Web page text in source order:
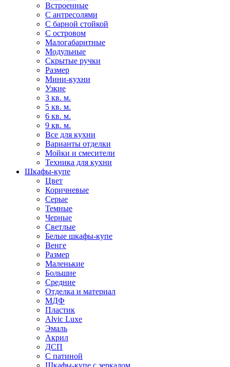
Встроенные
С антресолями
С барной стойкой
С островом
Малогабаритные
Модульные
Скрытые ручки
Размер
Мини-кухни
Узкие
3 кв. м.
5 кв. м.
6 кв. м.
9 кв. м.
Все для кухни
Варианты отделки
Мойки и смесители
Техника для кухни
Шкафы-купе
Цвет
Коричневые
Серые
Темные
Черные
Светлые
Белые шкафы-купе
Венге
Размер
Маленькие
Большие
Средние
Отделка и материал
МДФ
Пластик
Alvic Luxe
Эмаль
Акрил
ДСП
С патиной
Шкафы-купе с зеркалом